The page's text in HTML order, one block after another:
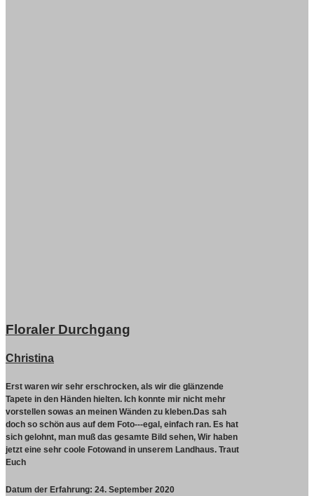
Floraler Durchgang
Christina
Erst waren wir sehr erschrocken, als wir die glänzende
Tapete in den Händen hielten. Ich konnte mir nicht mehr
vorstellen sowas an meinen Wänden zu kleben.Das sah
doch so schön aus auf dem Foto---egal, einfach ran. Es hat
sich gelohnt, man muß das gesamte Bild sehen, Wir haben
jetzt eine sehr coole Fotowand in unserem Landhaus. Traut
Euch
Datum der Erfahrung: 24. September 2020